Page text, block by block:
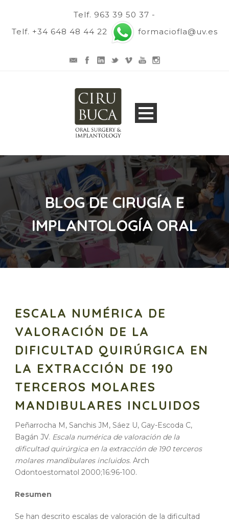
Telf. 963 39 50 37 -
Telf. +34 648 48 44 22
formaciofla@uv.es
BLOG DE CIRUGÍA E
IMPLANTOLOGÍA ORAL
ESCALA NUMÉRICA DE
VALORACIÓN DE LA
DIFICULTAD QUIRÚRGICA EN
LA EXTRACCIÓN DE 190
TERCEROS MOLARES
MANDIBULARES INCLUIDOS
Peñarrocha M, Sanchis JM, Sáez U, Gay-Escoda C,
Bagán JV. Escala numérica de valoración de la
dificultad quirúrgica en la extracción de 190 terceros
molares mandibulares incluidos. Arch
Odontoestomatol 2000;16:96-100.
Resumen
Se han descrito escalas de valoración de la dificultad